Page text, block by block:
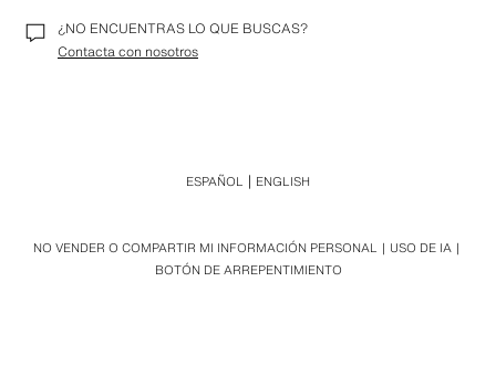
Si no fuera así, te recomendamos que te pongas en contacto con tu
entidad bancaria para que agilicen el desbloqueo de la pre-autorización.
¿NO ENCUENTRAS LO QUE BUSCAS?
Contacta con nosotros
NO VENDER O COMPARTIR MI INFORMACIÓN PERSONAL
USO DE IA
BOTÓN DE ARREPENTIMIENTO
ESPAÑOL ENGLISH